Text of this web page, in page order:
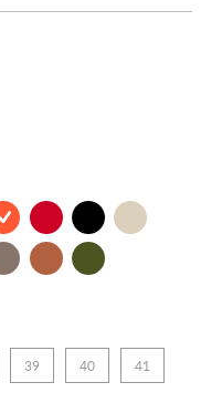
39 40 41